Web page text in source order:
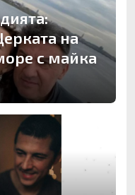
на
с майка